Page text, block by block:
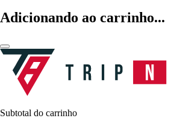
Adicionando ao carrinho...
Subtotal do carrinho